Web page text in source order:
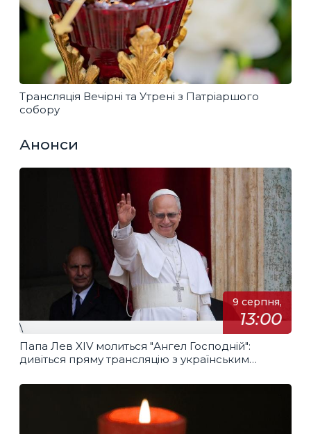
Трансляція Вечірні та Утрені з Патріаршого
собору
Анонси
9 серпня,
13:00
\
Папа Лев XIV молиться "Ангел Господній":
дивіться пряму трансляцію з українським